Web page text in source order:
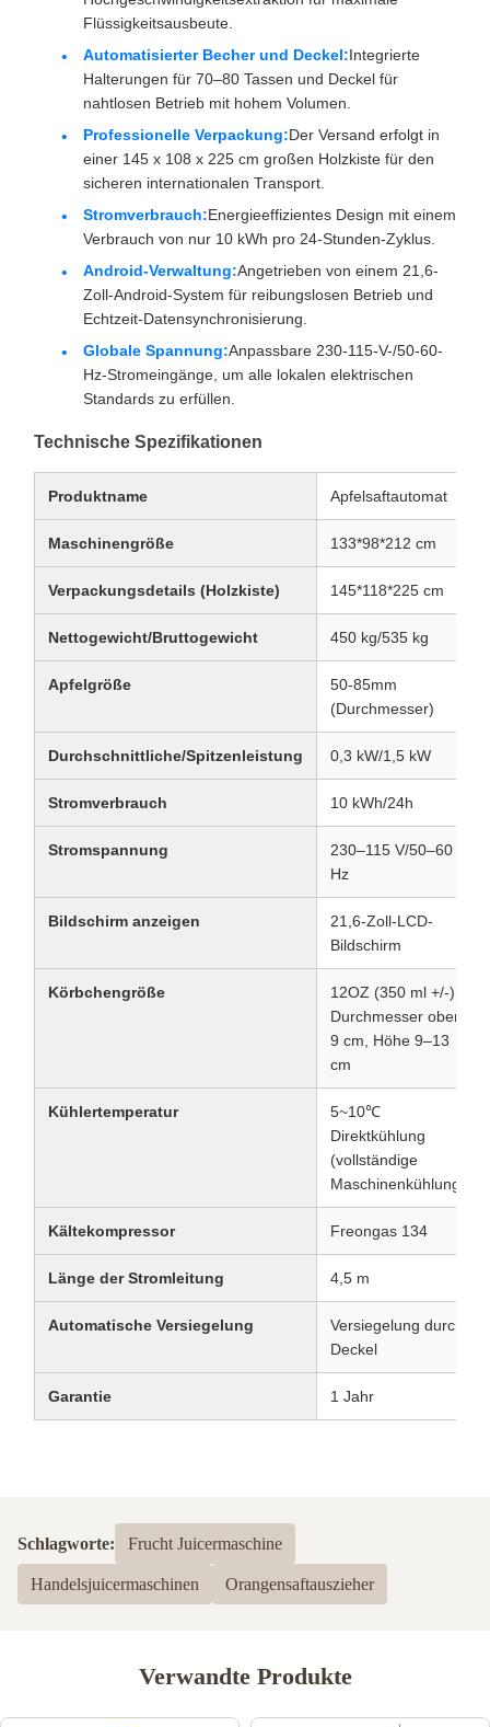
Flüssigkeitsausbeute.
Automatisierter Becher und Deckel:Integrierte
Halterungen für 70–80 Tassen und Deckel für
nahtlosen Betrieb mit hohem Volumen.
Professionelle Verpackung:Der Versand erfolgt in
einer 145 x 108 x 225 cm großen Holzkiste für den
sicheren internationalen Transport.
Stromverbrauch:Energieeffizientes Design mit einem
Verbrauch von nur 10 kWh pro 24-Stunden-Zyklus.
Android-Verwaltung:Angetrieben von einem 21,6-
Zoll-Android-System für reibungslosen Betrieb und
Echtzeit-Datensynchronisierung.
Globale Spannung:Anpassbare 230-115-V-/50-60-
Hz-Stromeingänge, um alle lokalen elektrischen
Standards zu erfüllen.
Technische Spezifikationen
Produktname Apfelsaftautomat
Maschinengröße 133*98*212 cm
Verpackungsdetails (Holzkiste) 145*118*225 cm
Nettogewicht/Bruttogewicht 450 kg/535 kg
Apfelgröße
50-85mm
(Durchmesser)
Durchschnittliche/Spitzenleistung 0,3 kW/1,5 kW
Stromverbrauch 10 kWh/24h
Stromspannung
230–115 V/50–60
Hz
Bildschirm anzeigen
21,6-Zoll-LCD-
Bildschirm
Körbchengröße
12OZ (350 ml +/-),
Durchmesser oben
9 cm, Höhe 9–13
cm
Kühlertemperatur
5~10℃
Direktkühlung
(vollständige
Maschinenkühlung)
Kältekompressor Freongas 134
Länge der Stromleitung 4,5 m
Automatische Versiegelung
Versiegelung durch
Deckel
Garantie 1 Jahr
Schlagworte: Frucht Juicermaschine
Handelsjuicermaschinen Orangensaftauszieher
Verwandte Produkte